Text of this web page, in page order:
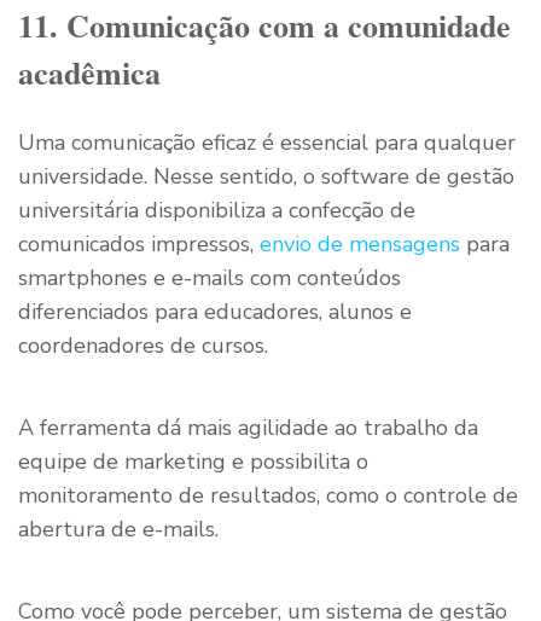
11. Comunicação com a comunidade
acadêmica
Uma comunicação eficaz é essencial para qualquer
universidade. Nesse sentido, o software de gestão
universitária disponibiliza a confecção de
comunicados impressos, envio de mensagens para
smartphones e e-mails com conteúdos
diferenciados para educadores, alunos e
coordenadores de cursos.
A ferramenta dá mais agilidade ao trabalho da
equipe de marketing e possibilita o
monitoramento de resultados, como o controle de
abertura de e-mails.
Como você pode perceber, um sistema de gestão